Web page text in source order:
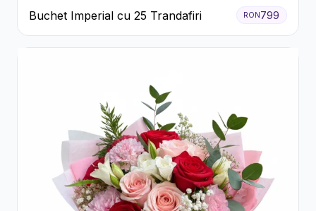
Buchet Imperial cu 25 Trandafiri RON 799